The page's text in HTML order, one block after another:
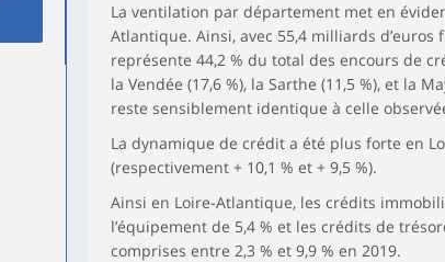
La ventilation par département met en
Atlantique. Ainsi, avec 55,4 milliards
représente 44,2 % du total des encours de
la Vendée (17,6 %), la Sarthe (11,5 %), et la
reste sensiblement identique à celle
La dynamique de crédit a été plus forte en
(respectivement + 10,1 % et + 9,5 %).
Ainsi en Loire-Atlantique, les crédits
l’équipement de 5,4 % et les crédits de
comprises entre 2,3 % et 9,9 % en 2019.